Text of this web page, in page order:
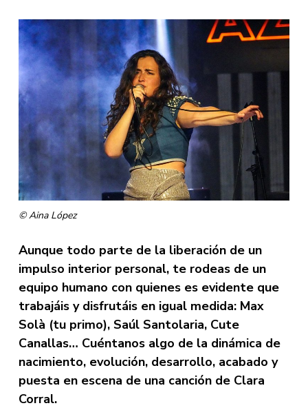
© Aina López
Aunque todo parte de la liberación de un
impulso interior personal, te rodeas de un
equipo humano con quienes es evidente que
trabajáis y disfrutáis en igual medida: Max
Solà (tu primo), Saúl Santolaria, Cute
Canallas… Cuéntanos algo de la dinámica de
nacimiento, evolución, desarrollo, acabado y
puesta en escena de una canción de Clara
Corral.